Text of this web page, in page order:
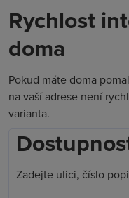
Rychlost
doma
Pokud máte doma
na vaší adrese není
varianta.
Zadejte ulici, číslo